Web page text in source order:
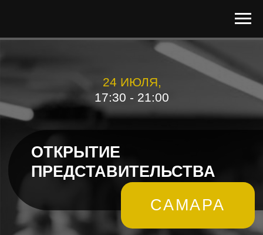
САМАРА
ЧасОВ Полезной Информации
4
ОТКРЫТИЕ
ПРЕДСТАВИТЕЛЬСТВА